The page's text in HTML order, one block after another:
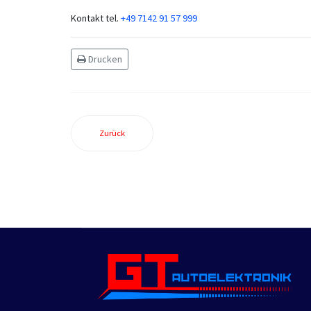
Kontakt tel. +49 7142 91 57 999
Drucken
Zurück